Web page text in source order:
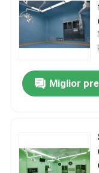
Casa
Circa noi
Miglior